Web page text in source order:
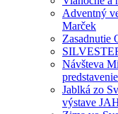
Adventný
Marček
Zasadnutie
Návšteva
predstavenie
Jablká zo
výstave